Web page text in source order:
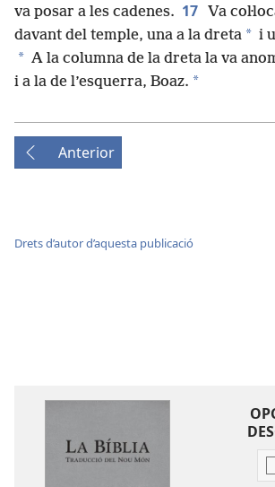
va posar a les cadenes. 17
Va
davant del temple, una a la dreta * i
* A la columna de la dreta la va
i a la de l’esquerra, Boaz. *
Anterior
Drets d’autor d’aquesta publicació